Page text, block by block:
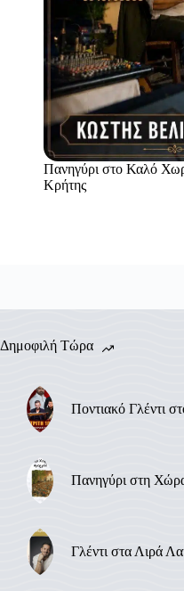
Πανηγύρι στο Καλό
Κρήτης
Δημοφιλή Τώρα
Ποντιακό Γλέντι
Πανηγύρι στη
Γλέντι στα Λιρά